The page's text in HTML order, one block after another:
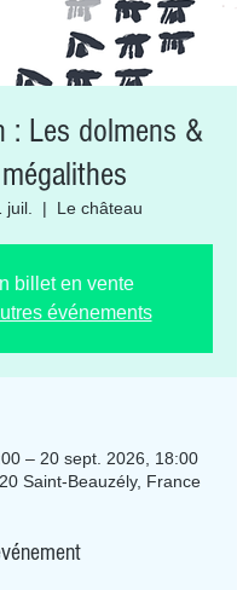
: Les dolmens &
juil.
  |
Le château
billet en vente
événements
– 20 sept. 2026, 18:00
Saint-Beauzély, France